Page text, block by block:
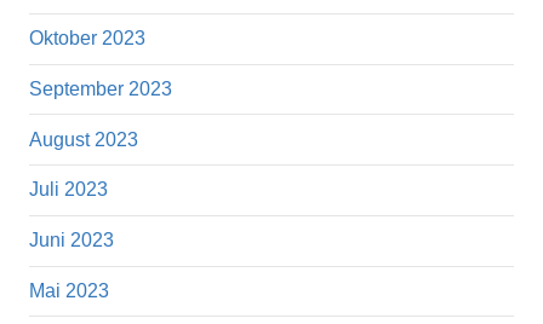
Oktober 2023
September 2023
August 2023
Juli 2023
Juni 2023
Mai 2023